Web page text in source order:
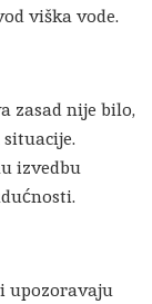
viška vode.
zasad nije bilo,
izvedbu
upozoravaju